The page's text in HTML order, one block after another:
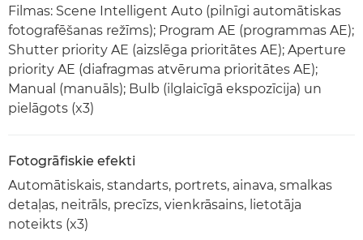
Filmas: Scene Intelligent Auto (pilnīgi automātiskas
fotografēšanas režīms); Program AE (programmas AE);
Shutter priority AE (aizslēga prioritātes AE); Aperture
priority AE (diafragmas atvēruma prioritātes AE);
Manual (manuāls); Bulb (ilglaicīgā ekspozīcija) un
pielāgots (x3)
Fotogrāfiskie efekti
Automātiskais, standarts, portrets, ainava, smalkas
detaļas, neitrāls, precīzs, vienkrāsains, lietotāja
noteikts (x3)